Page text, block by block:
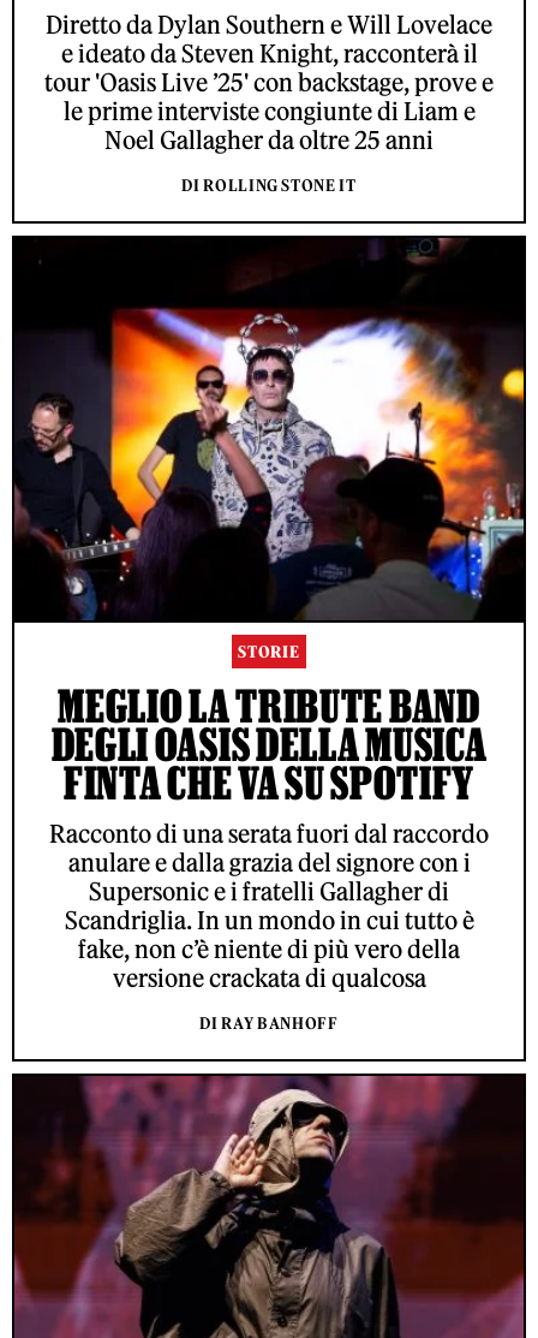
Diretto da Dylan Southern e Will Lovelace
e ideato da Steven Knight, racconterà il
tour 'Oasis Live ’25' con backstage, prove e
le prime interviste congiunte di Liam e
Noel Gallagher da oltre 25 anni
DI ROLLING STONE IT
STORIE
MEGLIO LA TRIBUTE BAND
DEGLI OASIS DELLA MUSICA
FINTA CHE VA SU SPOTIFY
Racconto di una serata fuori dal raccordo
anulare e dalla grazia del signore con i
Supersonic e i fratelli Gallagher di
Scandriglia. In un mondo in cui tutto è
fake, non c’è niente di più vero della
versione crackata di qualcosa
DI RAY BANHOFF